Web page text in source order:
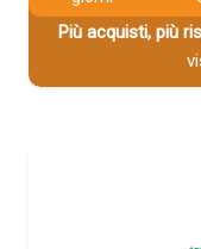
Più acquisti, più